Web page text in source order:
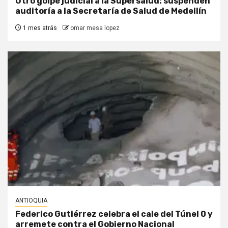
auditoría a la Secretaría de Salud de Medellín
1 mes atrás omar mesa lopez
ANTIOQUIA
Federico Gutiérrez celebra el cale del Túnel 0 y
arremete contra el Gobierno Nacional